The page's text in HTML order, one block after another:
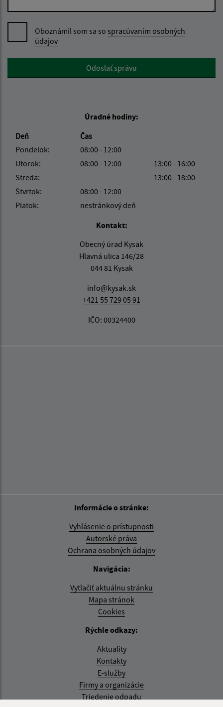
Oboznámil som sa so spracúvaním osobných
údajov
Google reCaptcha ResponseOdoslať správu
Úradné hodiny:
Deň
Čas
Pondelok:
08:00 - 12:00
Utorok:
08:00 - 12:00
13:00 - 16:00
Streda:
13:00 - 18:00
Štvrtok:
08:00 - 12:00
Piatok:
nestránkový deň
Kontakt:
Obecný úrad Kysak
Hlavná ulica 146/28
044 81 Kysak
info@kysak.sk
+421 55 729 05 91
IČO: 00324400
Informácie o stránke:
Vyhlásenie o prístupnosti
Autorské práva
Ochrana osobných údajov
Navigácia:
Vytlačiť aktuálnu stránku
Mapa stránok
Cookies
Rýchle odkazy:
Aktuality
Kontakty
E-služby
Firmy a organizácie
Triedenie odpadu